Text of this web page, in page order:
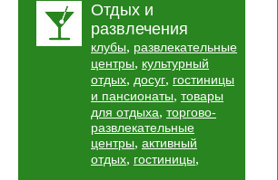
Отдых и
развлечения
клубы, развлекательные
центры, культурный
отдых, досуг, гостиницы
и пансионаты, товары
для отдыха, торгово-
развлекательные
центры, активный
отдых, гостиницы,